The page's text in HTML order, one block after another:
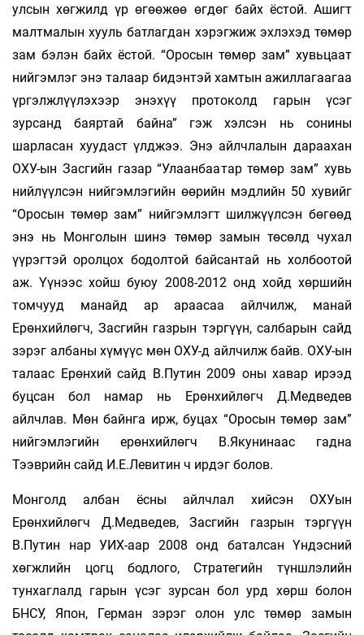
улсын хөгжилд үр өгөөжөө өгдөг байх ёстой. Ашигт
малтмалын хууль батлагдан хэрэгжиж эхлэхэд төмөр
зам бэлэн байх ёстой. “Оросын төмөр зам” хувьцаат
нийгэмлэг энэ талаар бидэнтэй хамтын ажиллагаагаа
үргэлжлүүлэхээр энэхүү протоколд гарын үсэг
зурсанд баяртай байна” гэж хэлсэн нь сонины
шарласан хуудаст үлджээ. Энэ айлчлалын дараахан
ОХУ-ын Засгийн газар “Улаанбаатар төмөр зам” хувь
нийлүүлсэн нийгэмлэгийн өөрийн мэдлийн 50 хувийг
“Оросын төмөр зам” нийгэмлэгт шилжүүлсэн бөгөөд
энэ нь Монголын шинэ төмөр замын төсөлд чухал
үүрэгтэй оролцох бодолтой байсантай нь холбоотой
аж. Үүнээс хойш буюу 2008-2012 онд хойд хөршийн
томчууд манайд ар араасаа айлчилж, манай
Ерөнхийлөгч, Засгийн газрын тэргүүн, салбарын сайд
зэрэг албаны хүмүүс мөн ОХУ-д айлчилж байв. ОХУ-ын
талаас Ерөнхий сайд В.Путин 2009 оны хавар ирээд
буцсан бол намар нь Ерөнхийлөгч Д.Медведев
айлчлав. Мөн байнга ирж, буцах “Оросын төмөр зам”
нийгэмлэгийн ерөнхийлөгч В.Якунинаас гадна
Тээврийн сайд И.Е.Левитин ч ирдэг болов.
Монголд албан ёсны айлчлал хийсэн ОХУын
Ерөнхийлөгч Д.Медведев, Засгийн газрын тэргүүн
В.Путин нар УИХ-аар 2008 онд баталсан Үндэсний
хөгжлийн цогц бодлого, Стратегийн түншлэлийн
тунхаглалд гарын үсэг зурсан бол урд хөрш болон
БНСУ, Япон, Герман зэрэг олон улс төмөр замын